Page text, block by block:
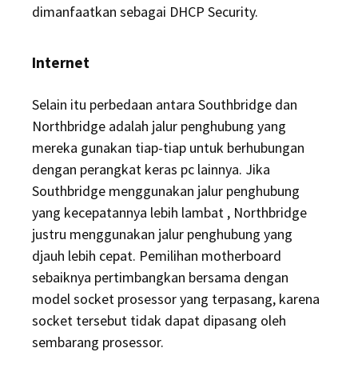
dimanfaatkan sebagai DHCP Security.
Internet
Selain itu perbedaan antara Southbridge dan
Northbridge adalah jalur penghubung yang
mereka gunakan tiap-tiap untuk berhubungan
dengan perangkat keras pc lainnya. Jika
Southbridge menggunakan jalur penghubung
yang kecepatannya lebih lambat , Northbridge
justru menggunakan jalur penghubung yang
djauh lebih cepat. Pemilihan motherboard
sebaiknya pertimbangkan bersama dengan
model socket prosessor yang terpasang, karena
socket tersebut tidak dapat dipasang oleh
sembarang prosessor.